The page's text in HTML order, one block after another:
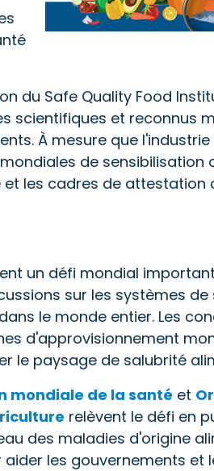
du Safe Quality Food
scientifiques et reconnus
À mesure que
de sensibilisation
les cadres de attestation
un défi mondial
sur les systèmes de
le monde entier. Les
d'approvisionnement
le paysage de salubrité
mondiale de la santé et
relèvent le défi en
des maladies d'origine
les gouvernements et